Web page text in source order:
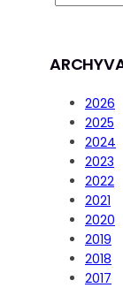
2026
2025
2024
2023
2022
2021
2020
2019
2018
2017